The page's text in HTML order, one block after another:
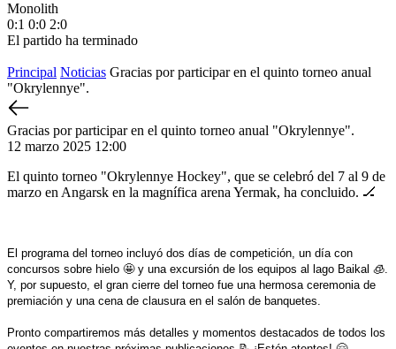
Monolith
0:1 0:0 2:0
El partido ha terminado
Principal Noticias Gracias por participar en el quinto torneo anual
"Okrylennye".
Gracias por participar en el quinto torneo anual "Okrylennye".
12 marzo 2025 12:00
El quinto torneo "Okrylennye Hockey", que se celebró del 7 al 9 de
marzo en Angarsk en la magnífica arena Yermak, ha concluido. 🏒
El programa del torneo incluyó dos días de competición, un día con
concursos sobre hielo 🤩 y una excursión de los equipos al lago Baikal 🧊.
Y, por supuesto, el gran cierre del torneo fue una hermosa ceremonia de
premiación y una cena de clausura en el salón de banquetes.
Pronto compartiremos más detalles y momentos destacados de todos los